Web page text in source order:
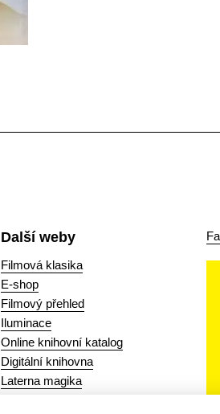
Další weby
Filmová klasika
E-shop
Filmový přehled
Iluminace
Online knihovní katalog
Digitální knihovna
Laterna magika